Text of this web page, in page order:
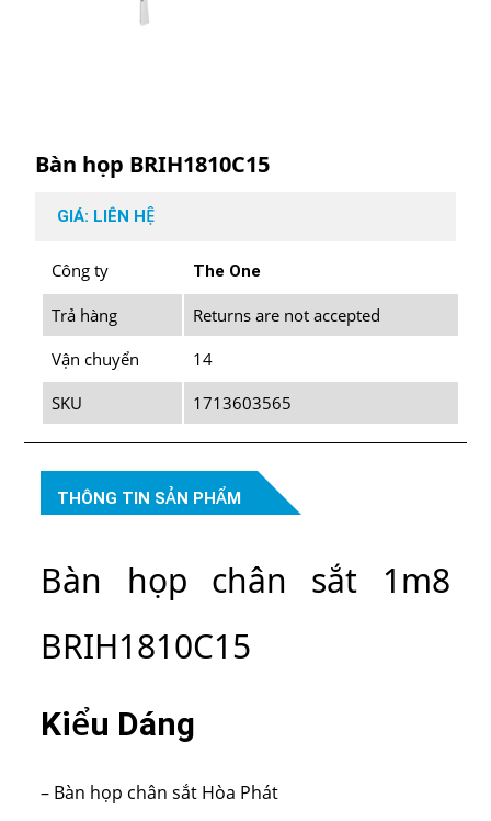
Bàn họp BRIH1810C15
GIÁ: LIÊN HỆ
Công ty The One
Trả hàng
Returns are not accepted
Vận chuyển
14
SKU
1713603565
THÔNG TIN SẢN PHẨM
Bàn họp chân sắt 1m8
BRIH1810C15
Kiểu Dáng
– Bàn họp chân sắt Hòa Phát